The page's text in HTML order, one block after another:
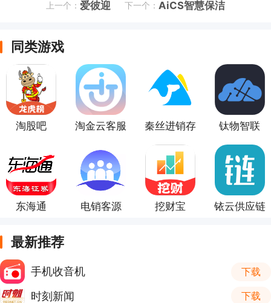
上一个： 爱彼迎 下一个： AiCS智慧保洁
同类游戏
淘股吧 淘金云客服 秦丝进销存 钛物智联
东海通 电销客源 挖财宝 铱云供应链
最新推荐
手机收音机 下载
时刻新闻 下载